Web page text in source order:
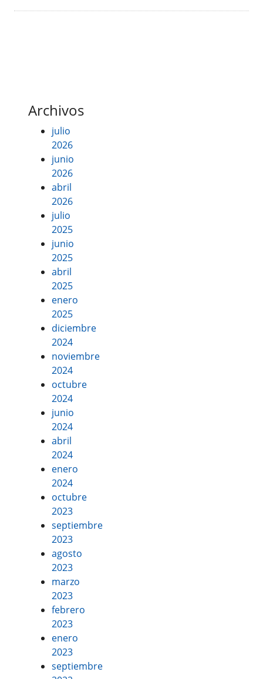
Archivos
julio
2026
junio
2026
abril
2026
julio
2025
junio
2025
abril
2025
enero
2025
diciembre
2024
noviembre
2024
octubre
2024
junio
2024
abril
2024
enero
2024
octubre
2023
septiembre
2023
agosto
2023
marzo
2023
febrero
2023
enero
2023
septiembre